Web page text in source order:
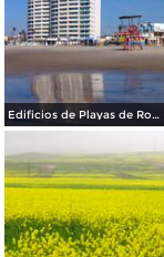
Edificios de Playas de Rosarito